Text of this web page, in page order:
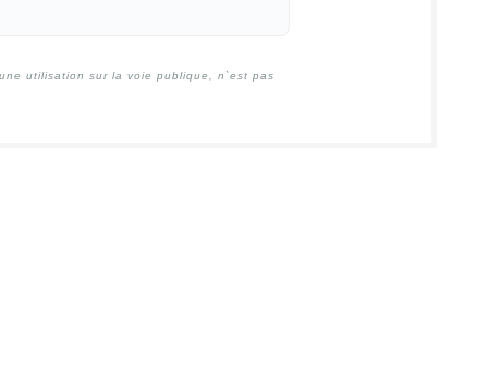
utilisation sur la voie publique, n`est pas